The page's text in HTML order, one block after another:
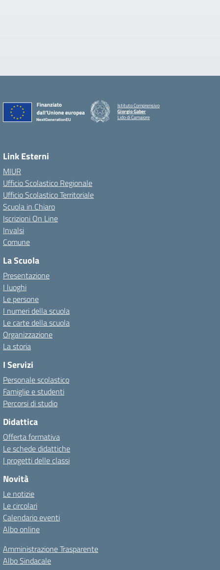
Istituto Comprensivo
Giorgio Gaber
Lido di Camaiore
Link Esterni
MIUR
Ufficio Scolastico Regionale
Ufficio Scolastico Territoriale
Scuola in Chiaro
Iscrizioni On Line
Invalsi
Comune
La Scuola
Presentazione
I luoghi
Le persone
I numeri della scuola
Le carte della scuola
Organizzazione
La storia
I Servizi
Personale scolastico
Famiglie e studenti
Percorsi di studio
Didattica
Offerta formativa
Le schede didattiche
I progetti delle classi
Novità
Le notizie
Le circolari
Calendario eventi
Albo online
Amministrazione Trasparente
Albo Sindacale